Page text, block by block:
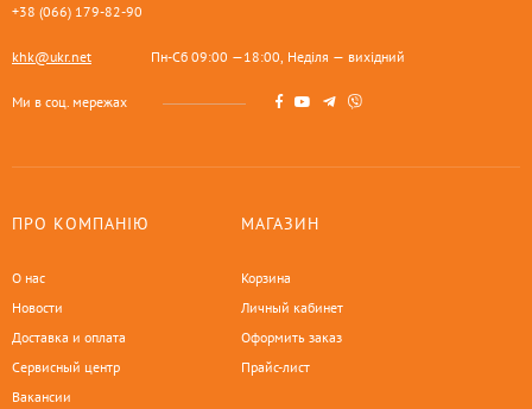
+38 (066) 179-82-90
khk@ukr.net Пн-Сб 09:00 —18:00, Неділя — вихідний
Ми в соц. мережах
ПРО КОМПАНІЮ
О нас
Новости
Доставка и оплата
Сервисный центр
Вакансии
МАГАЗИН
Корзина
Личный кабинет
Оформить заказ
Прайс-лист